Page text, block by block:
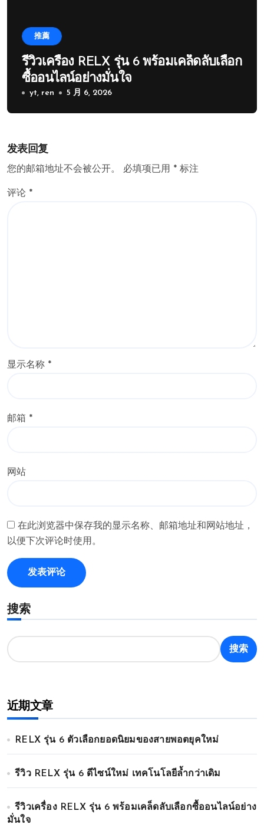
推薦
รีวิวเครื่อง RELX รุ่น 6 พร้อมเคล็ดลับเลือก
ซื้ออนไลน์อย่างมั่นใจ
yt, ren 5 月 6, 2026
发表回复
您的邮箱地址不会被公开。 必填项已用 * 标注
评论 *
显示名称 *
邮箱 *
网站
在此浏览器中保存我的显示名称、邮箱地址和网站地址，
以便下次评论时使用。
搜索
搜索
近期文章
RELX รุ่น 6 ตัวเลือกยอดนิยมของสายพอตยุคใหม่
รีวิว RELX รุ่น 6 ดีไซน์ใหม่ เทคโนโลยีล้ำกว่าเดิม
รีวิวเครื่อง RELX รุ่น 6 พร้อมเคล็ดลับเลือกซื้ออนไลน์อย่าง
มั่นใจ